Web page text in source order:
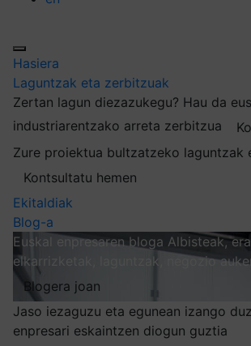
Hasiera
Laguntzak eta zerbitzuak
Zertan lagun diezazukegu? Hau da
industriarentzako arreta zerbitzua
Zure proiektua bultzatzeko laguntzak
Kontsultatu hemen
Ekitaldiak
Blog-a
Euskal enpresaren bloga Albisteak,
elkarrizketak, laguntzak, negozio
Blogera joan
Jaso iezaguzu eta egunean izango
enpresari eskaintzen diogun guztia